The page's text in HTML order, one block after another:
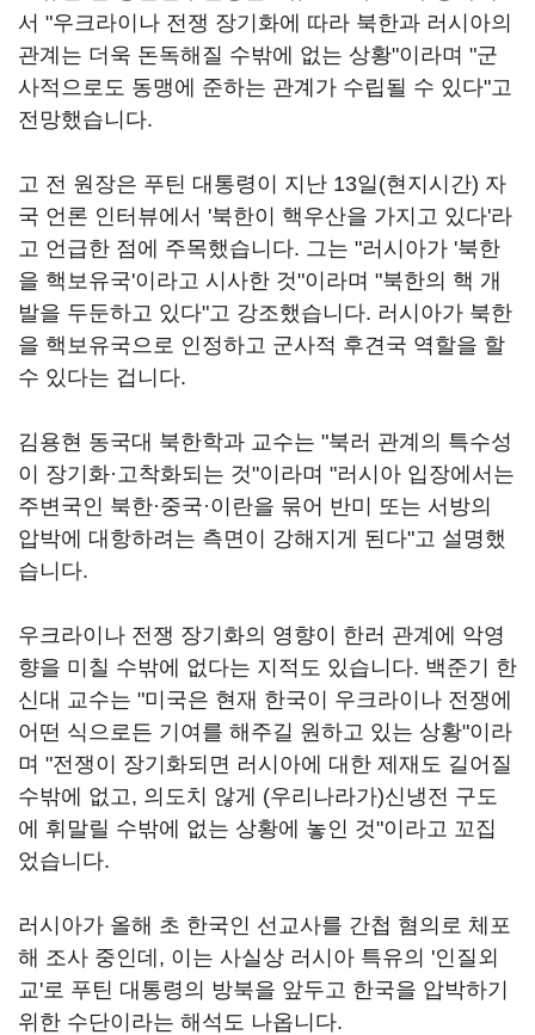
서 "우크라이나 전쟁 장기화에 따라 북한과 러시아의
관계는 더욱 돈독해질 수밖에 없는 상황"이라며 "군
사적으로도 동맹에 준하는 관계가 수립될 수 있다"고
전망했습니다.
고 전 원장은 푸틴 대통령이 지난 13일(현지시간) 자
국 언론 인터뷰에서 '북한이 핵우산을 가지고 있다'라
고 언급한 점에 주목했습니다. 그는 "러시아가 '북한
을 핵보유국'이라고 시사한 것"이라며 "북한의 핵 개
발을 두둔하고 있다"고 강조했습니다. 러시아가 북한
을 핵보유국으로 인정하고 군사적 후견국 역할을 할
수 있다는 겁니다.
김용현 동국대 북한학과 교수는 "북러 관계의 특수성
이 장기화·고착화되는 것"이라며 "러시아 입장에서는
주변국인 북한·중국·이란을 묶어 반미 또는 서방의
압박에 대항하려는 측면이 강해지게 된다"고 설명했
습니다.
우크라이나 전쟁 장기화의 영향이 한러 관계에 악영
향을 미칠 수밖에 없다는 지적도 있습니다. 백준기 한
신대 교수는 "미국은 현재 한국이 우크라이나 전쟁에
어떤 식으로든 기여를 해주길 원하고 있는 상황"이라
며 "전쟁이 장기화되면 러시아에 대한 제재도 길어질
수밖에 없고, 의도치 않게 (우리나라가)신냉전 구도
에 휘말릴 수밖에 없는 상황에 놓인 것"이라고 꼬집
었습니다.
러시아가 올해 초 한국인 선교사를 간첩 혐의로 체포
해 조사 중인데, 이는 사실상 러시아 특유의 '인질외
교'로 푸틴 대통령의 방북을 앞두고 한국을 압박하기
위한 수단이라는 해석도 나옵니다.